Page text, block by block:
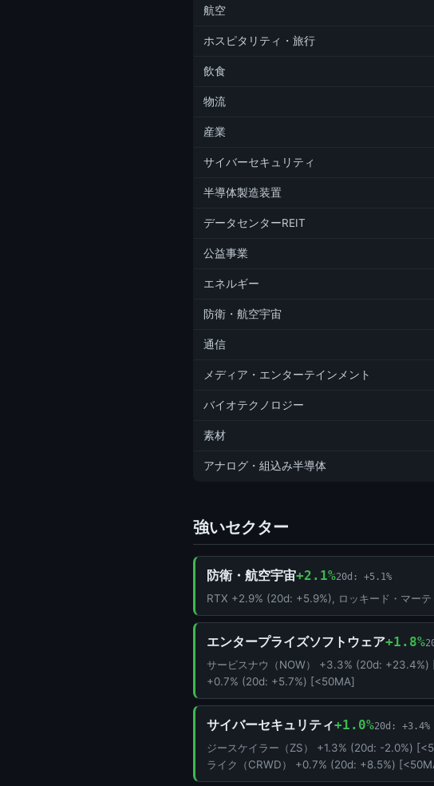
航空
ホスピタリティ・旅行
飲食
物流
産業
サイバーセキュリティ
半導体製造装置
データセンターREIT
公益事業
エネルギー
防衛・航空宇宙
通信
メディア・エンターテインメント
バイオテクノロジー
素材
アナログ・組込み半導体
強いセクター
防衛・航空宇宙+2.1%20d: +5.1%
RTX +2.9% (20d: +5.9%), ロッキード・マー
エンタープライズソフトウェア+1.8%
サービスナウ（NOW） +3.3% (20d: +23.4%)
+0.7% (20d: +5.7%) [<50MA]
サイバーセキュリティ+1.0%20d: +3.4%
ジースケイラー（ZS） +1.3% (20d: -2.0%)
ライク（CRWD） +0.7% (20d: +8.5%)